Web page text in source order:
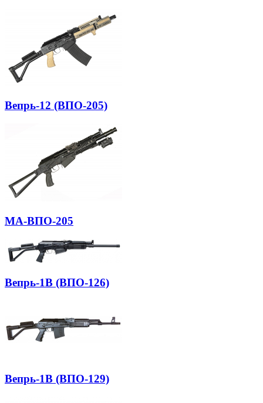
Вепрь-12 (ВПО-205)
МА-ВПО-205
Вепрь-1В (ВПО-126)
Вепрь-1В (ВПО-129)